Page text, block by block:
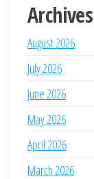
Archives
August 2026
July 2026
June 2026
May 2026
April 2026
March 2026